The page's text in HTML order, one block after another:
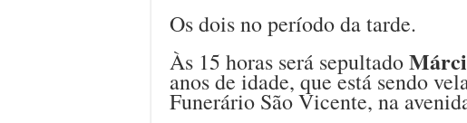
Os dois no período da tarde.
Às 15 horas será sepultado
anos de idade, que está sendo
Funerário São Vicente, na